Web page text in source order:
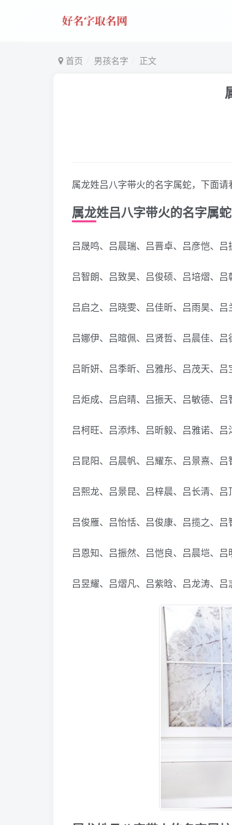
首页 男孩名字 正文
属龙姓吕八字带火的名字属蛇，下面请
属龙姓吕八字带火的名字属
吕晟鸣、吕晨瑞、吕晋卓、吕彦恺、吕
吕智朗、吕致昊、吕俊硕、吕培熠、吕
吕启之、吕晓雯、吕佳昕、吕雨昊、吕
吕娜伊、吕暄佩、吕贤哲、吕晨佳、吕
吕昕妍、吕季昕、吕雅彤、吕茂天、吕
吕炬成、吕启晴、吕振天、吕敏德、吕
吕柯旺、吕添炜、吕昕毅、吕雅诺、吕
吕昆阳、吕晨帆、吕耀东、吕景熹、吕
吕熙龙、吕景昆、吕梓晨、吕长清、吕
吕俊雁、吕怡恬、吕俊康、吕揽之、吕
吕恩知、吕振然、吕恺良、吕晨垲、吕
吕昱耀、吕熠凡、吕紫晗、吕龙涛、吕